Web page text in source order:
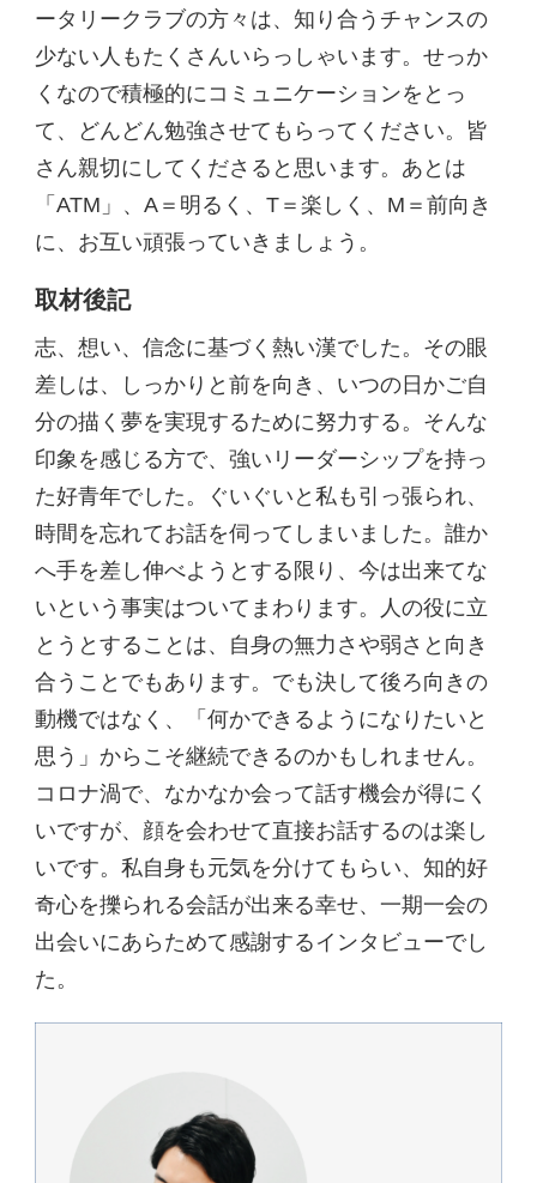
ータリークラブの方々は、知り合うチャンスの
少ない人もたくさんいらっしゃいます。せっか
くなので積極的にコミュニケーションをとっ
て、どんどん勉強させてもらってください。皆
さん親切にしてくださると思います。あとは
「ATM」、A＝明るく、T＝楽しく、M＝前向き
に、お互い頑張っていきましょう。
取材後記
志、想い、信念に基づく熱い漢でした。その眼
差しは、しっかりと前を向き、いつの日かご自
分の描く夢を実現するために努力する。そんな
印象を感じる方で、強いリーダーシップを持っ
た好青年でした。ぐいぐいと私も引っ張られ、
時間を忘れてお話を伺ってしまいました。誰か
へ手を差し伸べようとする限り、今は出来てな
いという事実はついてまわります。人の役に立
とうとすることは、自身の無力さや弱さと向き
合うことでもあります。でも決して後ろ向きの
動機ではなく、「何かできるようになりたいと
思う」からこそ継続できるのかもしれません。
コロナ渦で、なかなか会って話す機会が得にく
いですが、顔を会わせて直接お話するのは楽し
いです。私自身も元気を分けてもらい、知的好
奇心を擽られる会話が出来る幸せ、一期一会の
出会いにあらためて感謝するインタビューでし
た。